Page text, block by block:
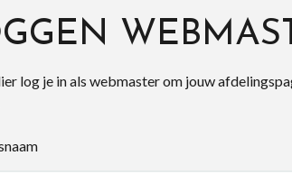
log je in als webmaster om jouw